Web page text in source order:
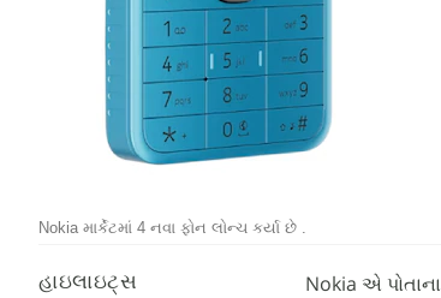
Nokia માર્કેટમાં 4 નવા ફોન લોન્ચ કર્યા છે .
હાઇલાઇટ્સ Nokia એ પોતાના